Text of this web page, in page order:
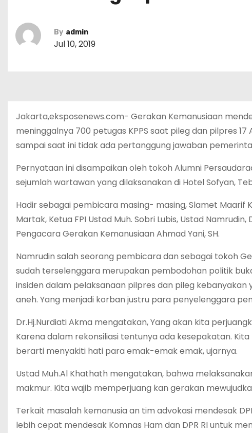
By admin
Jul 10, 2019
Jakarta,eksposenews.com- Gerakan Kemanusiaan
meninggalnya 700 petugas KPPS saat pileg dan pilpres
sampai saat ini tidak ada pertanggung jawaban
Pernyataan ini disampaikan oleh tokoh Alumni
sejumlah wartawan yang dilaksanakan di Hotel Sofyan,
Hadir sebagai pembicara masing- masing, Slamet Maarif
Martak, Ketua FPI Ustad Muh. Sobri Lubis, Ustad
Pengacara Gerakan Kemanusiaan Ahmad Yani, SH.
Namrudin salah seorang pembicara dan sebagai tokoh
sudah terselenggara merupakan pembodohan politik
insiden dalam pelaksanaan pilpres dan pileg
aneh. Yang menjadi korban justru para penyelenggara
Dr.Hj.Nurdiati Akma mengatakan, Yang akan kita
Karena dalam rekonsiliasi tentunya ada kesepakatan.
berarti menyakiti hati para emak-emak emak, ujarnya.
Ustad Muh.Al Khathath mengatakan, bahwa
makmur. Kita wajib memperjuang kan gerakan
Terkait masalah kemanusia an tim advokasi mendesak
lebih cepat mendesak Komnas Ham dan DPR RI untuk